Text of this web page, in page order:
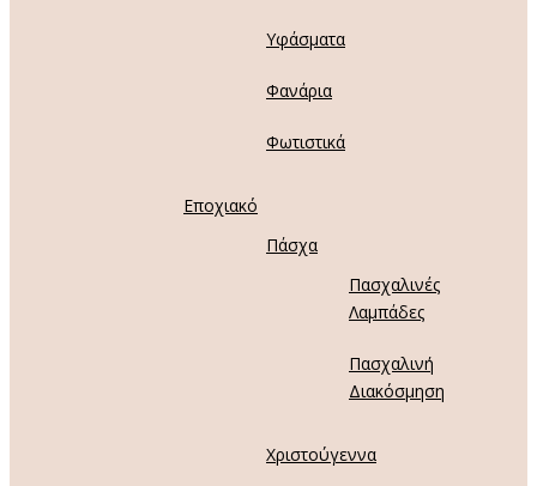
Υφάσματα
Φανάρια
Φωτιστικά
Εποχιακό
Πάσχα
Πασχαλινές
Λαμπάδες
Πασχαλινή
Διακόσμηση
Χριστούγεννα